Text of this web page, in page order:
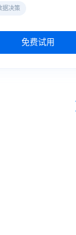
据决策
免费试用